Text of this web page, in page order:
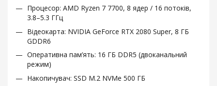
Процесор: AMD Ryzen 7 7700, 8 ядер / 16 потоків,
3.8–5.3 ГГц
Відеокарта: NVIDIA GeForce RTX 2080 Super, 8 ГБ
GDDR6
Оперативна пам’ять: 16 ГБ DDR5 (двоканальний
режим)
Накопичувач: SSD M.2 NVMe 500 ГБ